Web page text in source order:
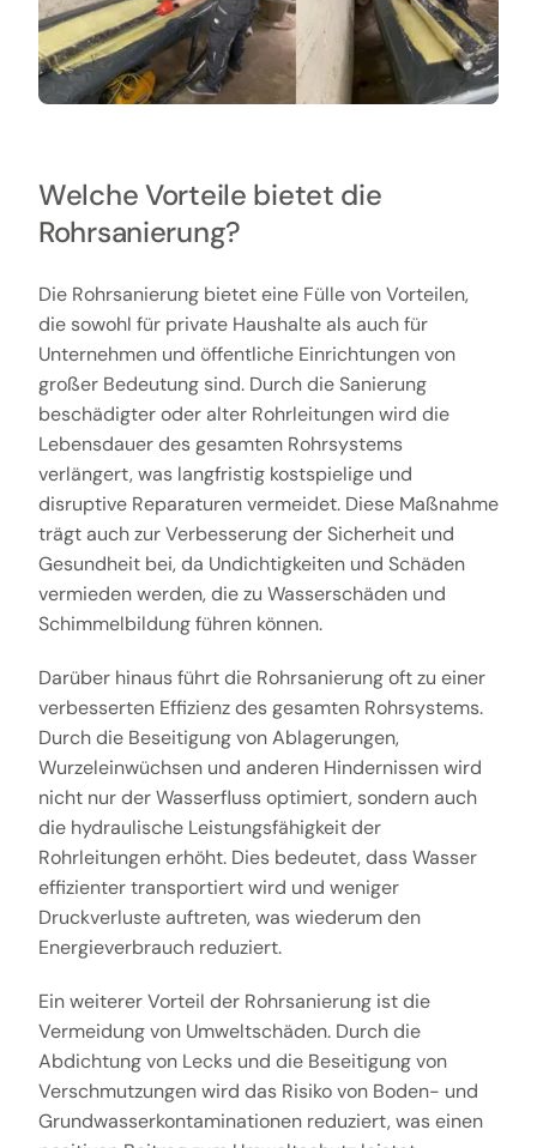
Welche Vorteile bietet die
Rohrsanierung?
Die Rohrsanierung bietet eine Fülle von Vorteilen,
die sowohl für private Haushalte als auch für
Unternehmen und öffentliche Einrichtungen von
großer Bedeutung sind. Durch die Sanierung
beschädigter oder alter Rohrleitungen wird die
Lebensdauer des gesamten Rohrsystems
verlängert, was langfristig kostspielige und
disruptive Reparaturen vermeidet. Diese Maßnahme
trägt auch zur Verbesserung der Sicherheit und
Gesundheit bei, da Undichtigkeiten und Schäden
vermieden werden, die zu Wasserschäden und
Schimmelbildung führen können.
Darüber hinaus führt die Rohrsanierung oft zu einer
verbesserten Effizienz des gesamten Rohrsystems.
Durch die Beseitigung von Ablagerungen,
Wurzeleinwüchsen und anderen Hindernissen wird
nicht nur der Wasserfluss optimiert, sondern auch
die hydraulische Leistungsfähigkeit der
Rohrleitungen erhöht. Dies bedeutet, dass Wasser
effizienter transportiert wird und weniger
Druckverluste auftreten, was wiederum den
Energieverbrauch reduziert.
Ein weiterer Vorteil der Rohrsanierung ist die
Vermeidung von Umweltschäden. Durch die
Abdichtung von Lecks und die Beseitigung von
Verschmutzungen wird das Risiko von Boden- und
Grundwasserkontaminationen reduziert, was einen